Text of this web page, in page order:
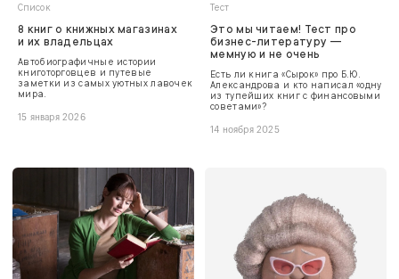
Список
8 книг о книжных магазинах
и их владельцах
Автобиографичные истории
книготорговцев и путевые
заметки из самых уютных лавочек
мира.
15 января 2026
Тест
Это мы читаем! Тест про
бизнес-литературу —
мемную и не очень
Есть ли книга «Сырок» про Б.Ю.
Александрова и кто написал «одну
из тупейших книг с финансовыми
советами»?
14 ноября 2025